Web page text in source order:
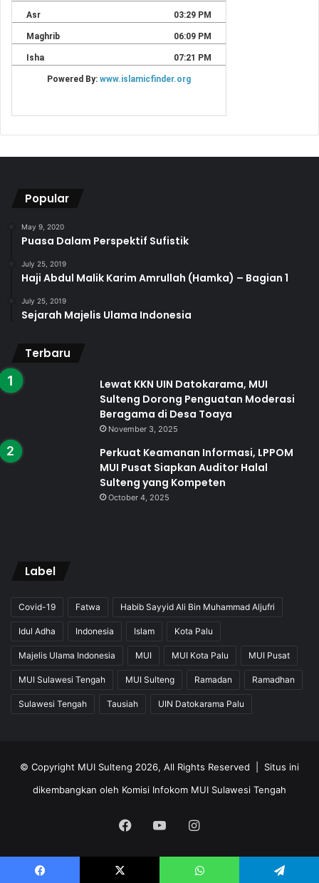
Popular
May 9, 2020
Puasa Dalam Perspektif Sufistik
July 25, 2019
Haji Abdul Malik Karim Amrullah (Hamka) – Bagian 1
July 25, 2019
Sejarah Majelis Ulama Indonesia
Terbaru
Lewat KKN UIN Datokarama, MUI
Sulteng Dorong Penguatan Moderasi
Beragama di Desa Toaya
November 3, 2025
Perkuat Keamanan Informasi, LPPOM
MUI Pusat Siapkan Auditor Halal
Sulteng yang Kompeten
October 4, 2025
Label
Covid-19 Fatwa Habib Sayyid Ali Bin Muhammad Aljufri
Idul Adha Indonesia Islam Kota Palu
Majelis Ulama Indonesia MUI MUI Kota Palu MUI Pusat
MUI Sulawesi Tengah MUI Sulteng Ramadan Ramadhan
Sulawesi Tengah Tausiah UIN Datokarama Palu
© Copyright MUI Sulteng 2026, All Rights Reserved | Situs ini
dikembangkan oleh Komisi Infokom MUI Sulawesi Tengah
Facebook
YouTubeInstagram